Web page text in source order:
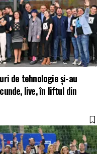
de tehnologie și-au
live, în liftul din